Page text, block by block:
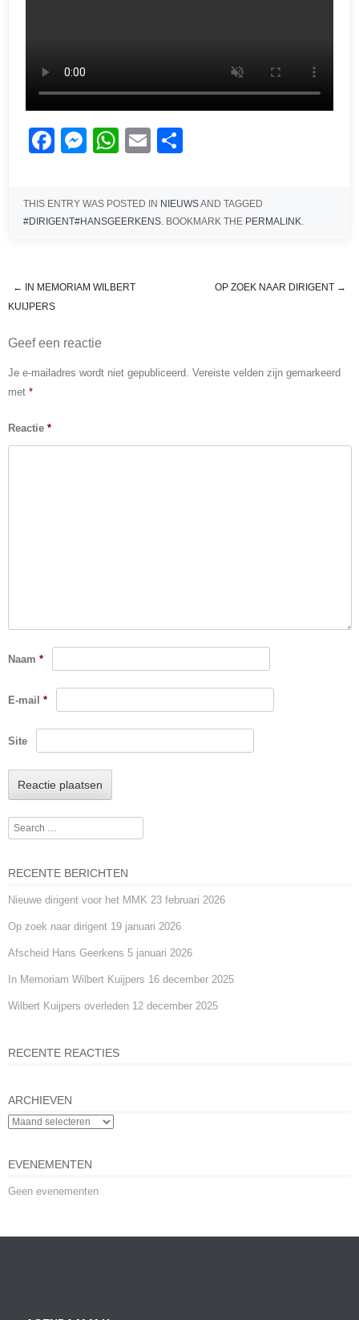
F
c
e
o
M
ss
e
er
W
at
s
p
E
ail e
n
THIS ENTRY WAS POSTED IN NIEUWSAND TAGGED
#DIRIGENT#HANSGEERKENS. BOOKMARK THE PERMALINK.
Post navigation
← IN MEMORIAM WILBERT
KUIJPERS
OP ZOEK NAAR DIRIGENT →
Geef een reactie
Je e-mailadres wordt niet gepubliceerd. Vereiste velden zijn gemarkeerd
met *
Reactie *
Naam *
E-mail *
Site
Search
RECENTE BERICHTEN
Nieuwe dirigent voor het MMK 23 februari 2026
Op zoek naar dirigent 19 januari 2026
Afscheid Hans Geerkens 5 januari 2026
In Memoriam Wilbert Kuijpers 16 december 2025
Wilbert Kuijpers overleden 12 december 2025
RECENTE REACTIES
ARCHIEVEN
EVENEMENTEN
Geen evenementen